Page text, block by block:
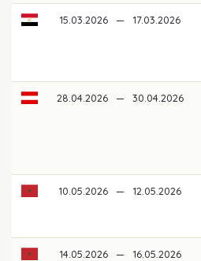
15.03.2026 — 17.03.2026
28.04.2026 — 30.04.2026
10.05.2026 — 12.05.2026
14.05.2026 — 16.05.2026